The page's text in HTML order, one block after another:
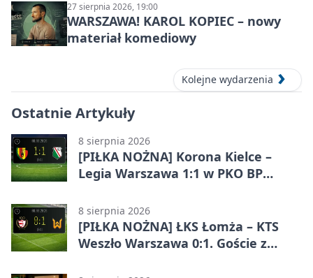
27 sierpnia 2026, 19:00
WARSZAWA! KAROL KOPIEC – nowy
materiał komediowy
Kolejne wydarzenia
Ostatnie Artykuły
8 sierpnia 2026
[PIŁKA NOŻNA] Korona Kielce –
Legia Warszawa 1:1 w PKO BP
zwycięstwo z rąk
8 sierpnia 2026
[PIŁKA NOŻNA] ŁKS Łomża – KTS
Weszło Warszawa 0:1. Goście z